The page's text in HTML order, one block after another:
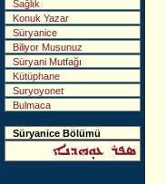
Sağlık
Konuk Yazar
Süryanice
Biliyor Musunuz
Süryani Mutfağı
Kütüphane
Suryoyonet
Bulmaca
Süryanice Bölümü